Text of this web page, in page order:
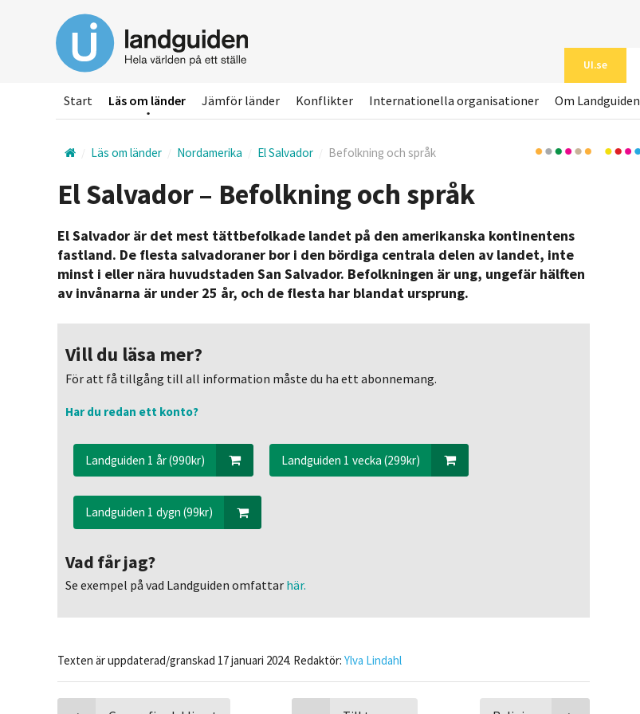
huvudinnehållet
UI.se
Start Läs om länder Jämför länder Konflikter Internationella organisationer Om Landguiden
Läs om länder Nordamerika El Salvador Befolkning och språk
El Salvador – Befolkning och språk
El Salvador är det mest tättbefolkade landet på den amerikanska kontinentens
fastland. De flesta salvadoraner bor i den bördiga centrala delen av landet, inte
minst i eller nära huvudstaden San Salvador. Befolkningen är ung, ungefär hälften
av invånarna är under 25 år, och de flesta har blandat ursprung.
Vill du läsa mer?
För att få tillgång till all information måste du ha ett abonnemang.
Har du redan ett konto?
Landguiden 1 år (990kr) Landguiden 1 vecka (299kr)
Landguiden 1 dygn (99kr)
Vad får jag?
Se exempel på vad Landguiden omfattar här.
Texten är uppdaterad/granskad 17 januari 2024. Redaktör:Ylva Lindahl